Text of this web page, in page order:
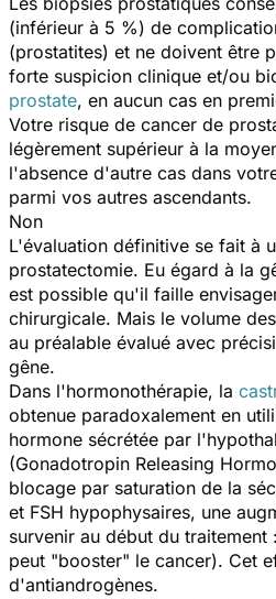
(inférieur à 5 %) de
(prostatites) et ne doivent être
forte suspicion clinique et/ou
prostate, en aucun cas en
Votre risque de cancer de
légèrement supérieur à la
l'absence d'autre cas dans
parmi vos autres ascendants.
Non
L'évaluation définitive se fait à
prostatectomie. Eu égard à la
est possible qu'il faille
chirurgicale. Mais le volume
au préalable évalué avec
gêne.
Dans l'hormonothérapie, la
obtenue paradoxalement en
hormone sécrétée par
(Gonadotropin Releasing
blocage par saturation de la
et FSH hypophysaires, une
survenir au début du
peut "booster" le cancer). Cet
d'antiandrogènes.